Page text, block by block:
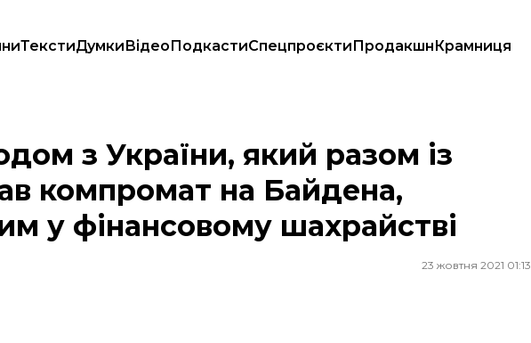
ТекстиДумкиВідеоПодкастиСпецпроєктиПродакшнКрамниця
Джуліані шукав компромат на Байдена, визнали винним у фінансовому шахрайстві
з України, який разом із
компромат на Байдена,
у фінансовому шахрайстві
23 жовтня 2021 01:13